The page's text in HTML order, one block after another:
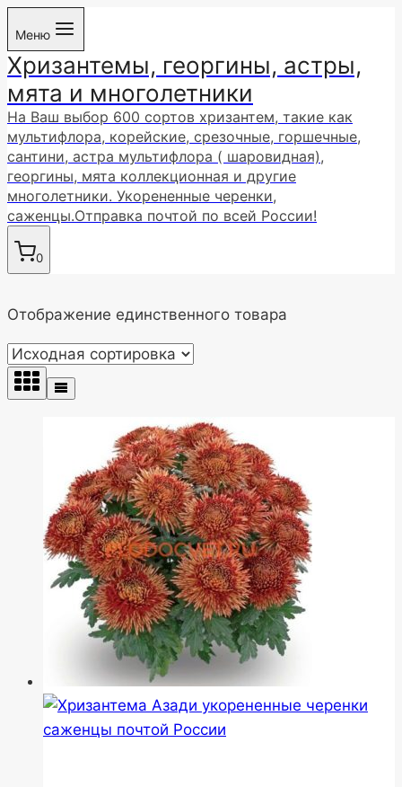
Перейти
содержимому
Меню
Хризантемы, георгины, астры,
мята и многолетники
На Ваш выбор 600 сортов хризантем, такие как
мультифлора, корейские, срезочные, горшечные,
сантини, астра мультифлора ( шаровидная),
георгины, мята коллекционная и другие
многолетники. Укорененные черенки,
саженцы.Отправка почтой по всей России!
0
Отображение единственного товара